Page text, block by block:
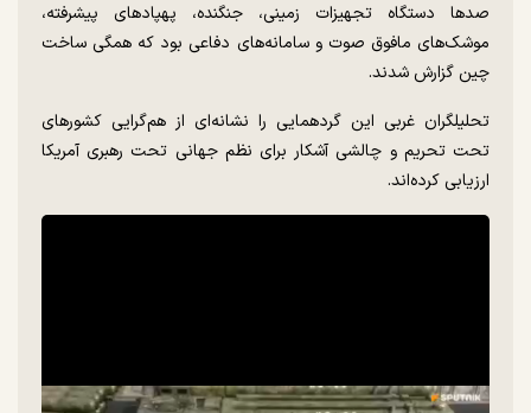
صدها دستگاه تجهیزات زمینی، جنگنده، پهپادهای پیشرفته،
موشک‌های مافوق صوت و سامانه‌های دفاعی بود که همگی ساخت
چین گزارش شدند.
تحلیلگران غربی این گردهمایی را نشانه‌ای از هم‌گرایی کشورهای
تحت تحریم و چالشی آشکار برای نظم جهانی تحت رهبری آمریکا
ارزیابی کرده‌اند.